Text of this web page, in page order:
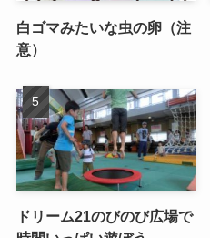
白ゴマみたいな虫の卵（注
意）
ドリーム21のびのび広場で